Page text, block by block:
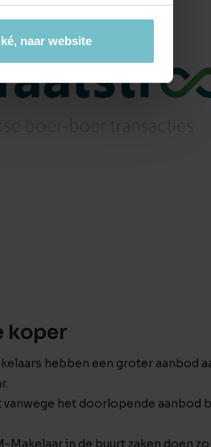
naar website
koper
hebben een groter aanbod
vanwege het doorlopende aanbod
Makelaar in de buurt zaken doen